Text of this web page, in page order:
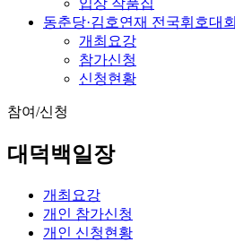
동춘당·김호연재 전국휘호대회
개최요강
참가신청
신청현황
참여/신청
대덕백일장
개최요강
개인 참가신청
개인 신청현황